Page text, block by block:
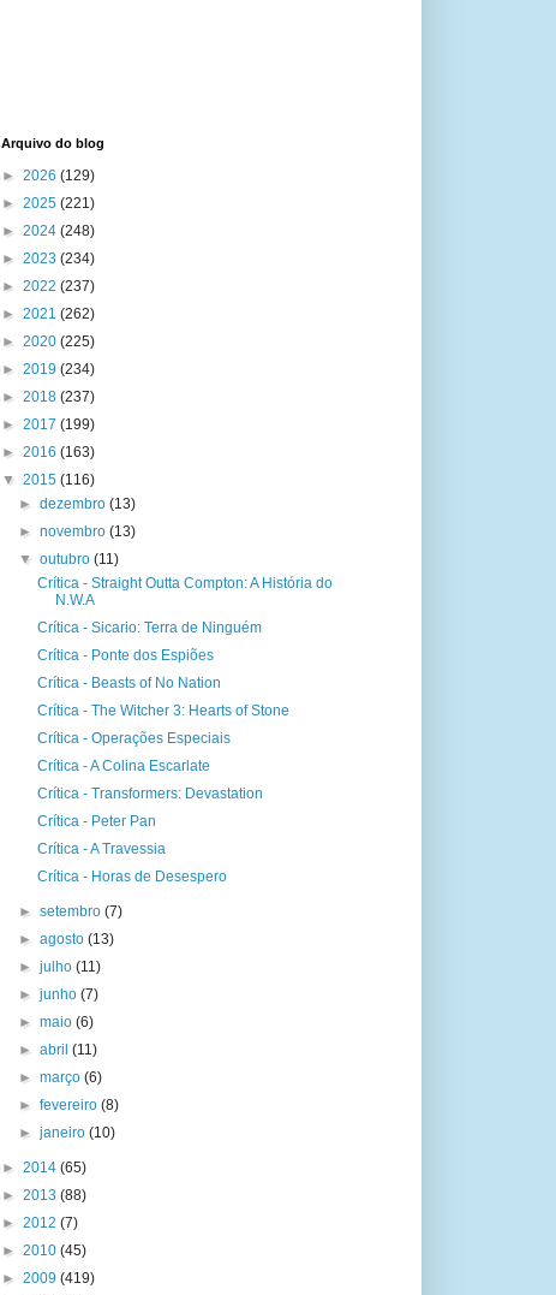
Arquivo do blog
► 2026 (129)
► 2025 (221)
► 2024 (248)
► 2023 (234)
► 2022 (237)
► 2021 (262)
► 2020 (225)
► 2019 (234)
► 2018 (237)
► 2017 (199)
► 2016 (163)
▼ 2015 (116)
►dezembro(13)
►novembro(13)
▼outubro(11)
Crítica - Straight Outta Compton: A História do
N.W.A
Crítica - Sicario: Terra de Ninguém
Crítica - Ponte dos Espiões
Crítica - Beasts of No Nation
Crítica - The Witcher 3: Hearts of Stone
Crítica - Operações Especiais
Crítica - A Colina Escarlate
Crítica - Transformers: Devastation
Crítica - Peter Pan
Crítica - A Travessia
Crítica - Horas de Desespero
►setembro(7)
►agosto(13)
►julho(11)
►junho(7)
►maio(6)
►abril(11)
►março(6)
►fevereiro(8)
►janeiro(10)
► 2014 (65)
► 2013 (88)
► 2012 (7)
► 2010 (45)
► 2009 (419)